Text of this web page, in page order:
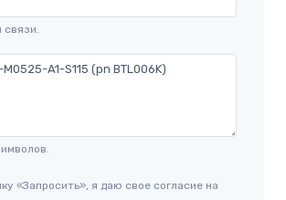
«Запросить», я даю свое согласие на